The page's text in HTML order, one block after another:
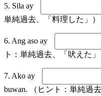
5. Sila ay
単純過去、「料理した」）
6. Ang aso ay
ト：単純過去、「吠えた」
7. Ako ay
buwan. （ヒント：単純過